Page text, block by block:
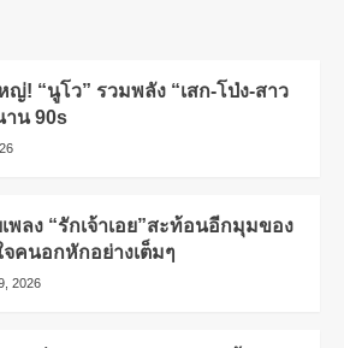
! “นูโว” รวมพลัง “เสก-โป่ง-สาว
าน 90s
พลง “รักเจ้าเอย”สะท้อนอีกมุมของ
คนอกหักอย่างเต็มๆ
2026